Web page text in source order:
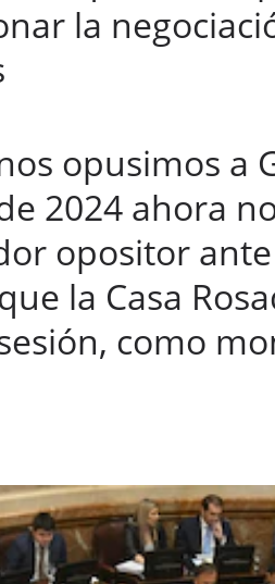
la
opusimos a
2024 ahora
opositor ante
la Casa
como